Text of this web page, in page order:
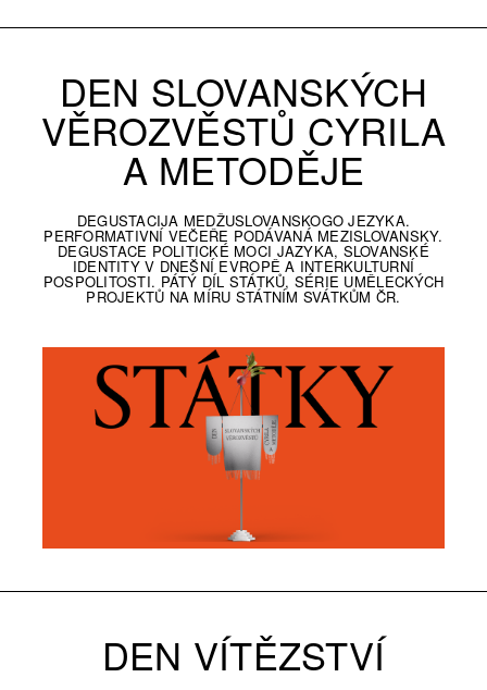
DEN SLOVANSKÝCH
VĚROZVĚSTŮ CYRILA
A METODĚJE
DEGUSTACIJA MEDŽUSLOVANSKOGO JEZYKA.
PERFORMATIVNÍ VEČEŘE PODÁVANÁ MEZISLOVANSKY.
DEGUSTACE POLITICKÉ MOCI JAZYKA, SLOVANSKÉ
IDENTITY V DNEŠNÍ EVROPĚ A INTERKULTURNÍ
POSPOLITOSTI. PÁTÝ DÍL STÁTKŮ, SÉRIE UMĚLECKÝCH
PROJEKTŮ NA MÍRU STÁTNÍM SVÁTKŮM ČR.
DEN VÍTĚZSTVÍ